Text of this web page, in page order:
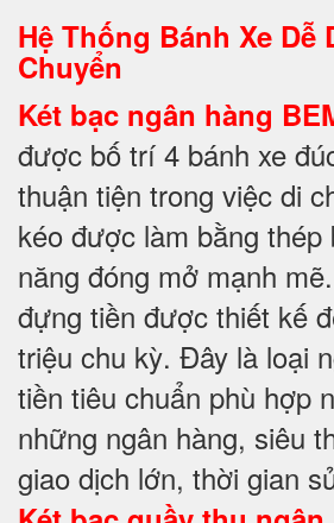
Hệ Thống Bánh Xe Dễ
Chuyển
Két bạc ngân hàng
được bố trí 4 bánh xe
thuận tiện trong việc di
kéo được làm bằng thép
năng đóng mở mạnh
đựng tiền được thiết kế
triệu chu kỳ. Đây là loại
tiền tiêu chuẩn phù hợp
những ngân hàng, siêu
giao dịch lớn, thời gian